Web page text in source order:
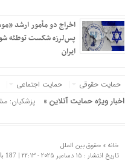
اخراج دو مأمور ارشد
پس‌لرزه شکست توطئه
ایران
حمایت حقوقی حمایت اجتماعی
اخبار ویژه حمایت آنلاین » پزشکیان:
خانه » حقوق بین الملل
تاریخ انتشار : 15 دسامبر 2025 - 22:13 |
187 بازدید